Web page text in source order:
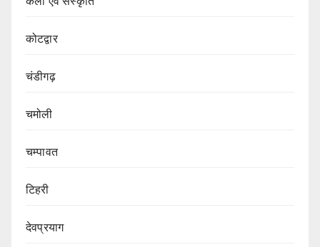
कोटद्वार
चंडीगढ़
चमोली
चम्पावत
टिहरी
देवप्रयाग